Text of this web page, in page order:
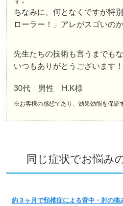
ちなみに、何となくですが特
ローラー！」アレがスゴいの
先生たちの技術も言うまでも
いつもありがとうございます！
30代 男性 H.K様
※お客様の感想であり、効果効能を保証
同じ症状でお悩み
約３ヶ月で頚椎症による背中・肘の痛